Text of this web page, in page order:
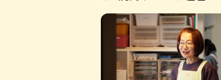
2017/7
石
2017/11
宅
2018/1
経